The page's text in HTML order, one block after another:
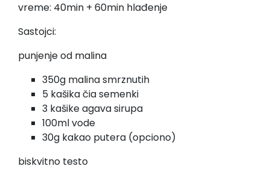
vreme: 40min + 60min hlađenje
Sastojci:
punjenje od malina
350g malina smrznutih
5 kašika čia semenki
3 kašike agava sirupa
100ml vode
30g kakao putera (opciono)
biskvitno testo